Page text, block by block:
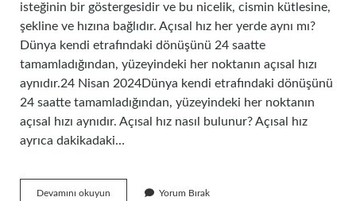
isteğinin bir göstergesidir ve bu nicelik, cismin kütlesine,
şekline ve hızına bağlıdır. Açısal hız her yerde aynı mı?
Dünya kendi etrafındaki dönüşünü 24 saatte
tamamladığından, yüzeyindeki her noktanın açısal hızı
aynıdır.24 Nisan 2024Dünya kendi etrafındaki dönüşünü
24 saatte tamamladığından, yüzeyindeki her noktanın
açısal hızı aynıdır. Açısal hız nasıl bulunur? Açısal hız
ayrıca dakikadaki…
Devamını okuyun Yorum Bırak